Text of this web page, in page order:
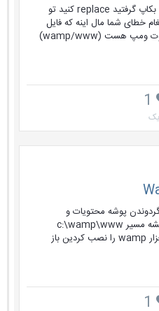
شما نباید هر چی توی www ای که بکاپ گرفتید replace کنید تو
خطای شما مال اینه که فایل
index.php پیش فرضی که توی روت ومپ هست (wamp/www)
پوشه محتویات و
دیتابیس سایت بدون مشکل آپ میشه مسیر c:\wamp\www
درست است. کافیه درایوی که نرم افزار wamp را نصب کردین باز